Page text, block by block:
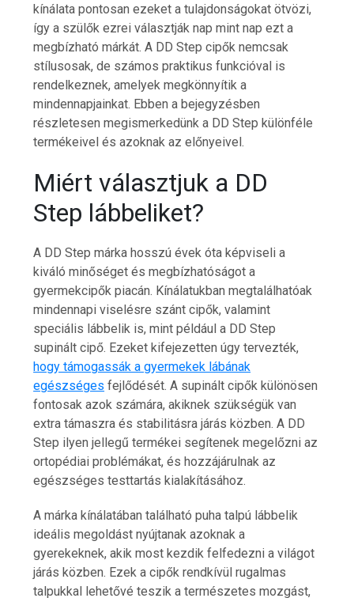
kínálata pontosan ezeket a tulajdonságokat ötvözi,
így a szülők ezrei választják nap mint nap ezt a
megbízható márkát. A DD Step cipők nemcsak
stílusosak, de számos praktikus funkcióval is
rendelkeznek, amelyek megkönnyítik a
mindennapjainkat. Ebben a bejegyzésben
részletesen megismerkedünk a DD Step különféle
termékeivel és azoknak az előnyeivel.
Miért választjuk a DD
Step lábbeliket?
A DD Step márka hosszú évek óta képviseli a
kiváló minőséget és megbízhatóságot a
gyermekcipők piacán. Kínálatukban megtalálhatóak
mindennapi viselésre szánt cipők, valamint
speciális lábbelik is, mint például a DD Step
supinált cipő. Ezeket kifejezetten úgy tervezték,
hogy támogassák a gyermekek lábának
egészséges fejlődését. A supinált cipők különösen
fontosak azok számára, akiknek szükségük van
extra támaszra és stabilitásra járás közben. A DD
Step ilyen jellegű termékei segítenek megelőzni az
ortopédiai problémákat, és hozzájárulnak az
egészséges testtartás kialakításához.
A márka kínálatában található puha talpú lábbelik
ideális megoldást nyújtanak azoknak a
gyerekeknek, akik most kezdik felfedezni a világot
járás közben. Ezek a cipők rendkívül rugalmas
talpukkal lehetővé teszik a természetes mozgást,